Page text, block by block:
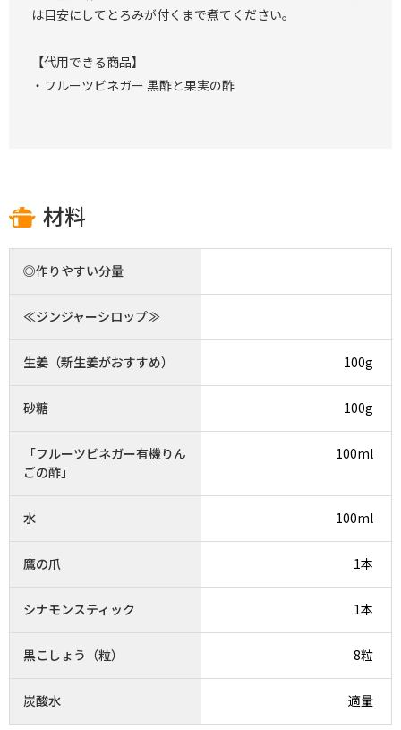
は目安にしてとろみが付くまで煮てください。
【代用できる商品】
・フルーツビネガー 黒酢と果実の酢
材料
◎作りやすい分量
≪ジンジャーシロップ≫
生姜（新生姜がおすすめ） 100g
砂糖 100g
「フルーツビネガー有機りん
ごの酢」
100ml
水 100ml
鷹の爪 1本
シナモンスティック 1本
黒こしょう（粒） 8粒
炭酸水 適量